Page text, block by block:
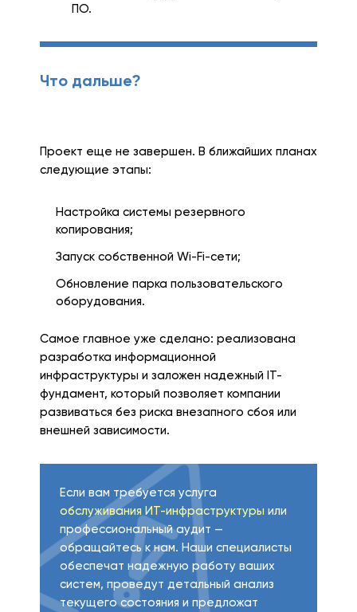
ПО.
Что дальше?
Проект еще не завершен. В ближайших планах
следующие этапы:
Настройка системы резервного
копирования;
Запуск собственной Wi-Fi-сети;
Обновление парка пользовательского
оборудования.
Самое главное уже сделано: реализована
разработка информационной
инфраструктуры и заложен надежный IT-
фундамент, который позволяет компании
развиваться без риска внезапного сбоя или
внешней зависимости.
Если вам требуется услуга
обслуживания ИТ-инфраструктуры или
профессиональный аудит —
обращайтесь к нам. Наши специалисты
обеспечат надежную работу ваших
систем, проведут детальный анализ
текущего состояния и предложат